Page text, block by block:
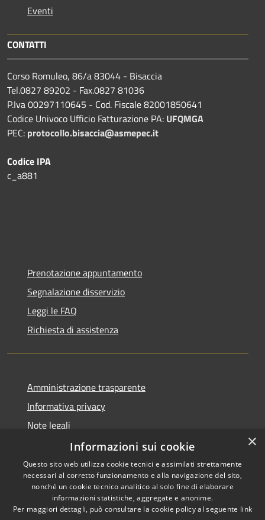
Eventi
CONTATTI
Corso Romuleo, 86/a 83044 - Bisaccia
Tel.0827 89202 - Fax.0827 81036
P.Iva 00297110645 - Cod. Fiscale 82001850641
Codice Univoco Ufficio Fatturazione PA: UFQMGA
PEC: protocollo.bisaccia@asmepec.it
Codice IPA
c_a881
Prenotazione appuntamento
Segnalazione disservizio
Leggi le FAQ
Richiesta di assistenza
Amministrazione trasparente
Informativa privacy
Note legali
Dichiarazione di accessibilità
RSS
Copyright © 2026 • Comune di
×
Informazioni sui cookie
Questo sito web utilizza cookie tecnici e assimilati strettamente
necessari al corretto funzionamento e alla navigazione del sito,
nonché un cookie tecnico analitico al solo fine di elaborare
informazioni statistiche, aggregate e anonime.
Per maggiori dettagli, può consultare la cookie policy al seguente link